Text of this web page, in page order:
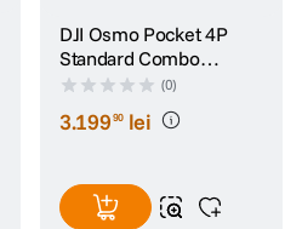
DJI Osmo Pocket 4P
Standard Combo
Camera de Actiune
(0)
3.19990 lei